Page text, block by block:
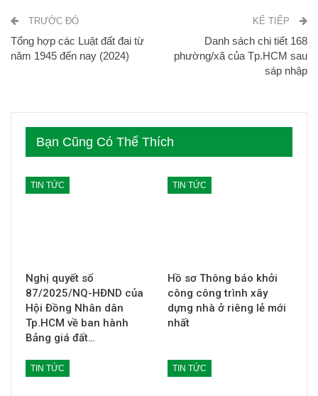
TRƯỚC ĐÓ
Tổng hợp các Luật đất đai từ
năm 1945 đến nay (2024)
KẾ TIẾP
Danh sách chi tiết 168
phường/xã của Tp.HCM sau
sáp nhập
Bạn Cũng Có Thể Thích
TIN TỨC
Nghị quyết số
87/2025/NQ-HĐND của
Hội Đồng Nhân dân
Tp.HCM về ban hành
Bảng giá đất…
TIN TỨC
Hồ sơ Thông báo khởi
công công trình xây
dựng nhà ở riêng lẻ mới
nhất
TIN TỨC TIN TỨC